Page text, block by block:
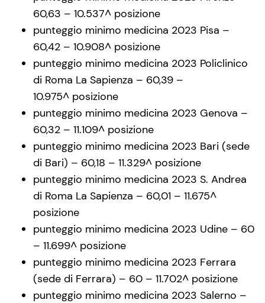
60,63 – 10.537^ posizione
punteggio minimo medicina 2023 Pisa –
60,42 – 10.908^ posizione
punteggio minimo medicina 2023 Policlinico
di Roma La Sapienza – 60,39 –
10.975^ posizione
punteggio minimo medicina 2023 Genova –
60,32 – 11.109^ posizione
punteggio minimo medicina 2023 Bari (sede
di Bari) – 60,18 – 11.329^ posizione
punteggio minimo medicina 2023 S. Andrea
di Roma La Sapienza – 60,01 – 11.675^
posizione
punteggio minimo medicina 2023 Udine – 60
– 11.699^ posizione
punteggio minimo medicina 2023 Ferrara
(sede di Ferrara) – 60 – 11.702^ posizione
punteggio minimo medicina 2023 Salerno –